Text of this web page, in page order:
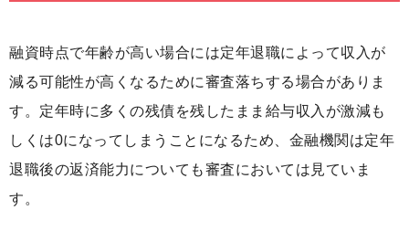
融資時点で年齢が高い場合には定年退職によって収入が
減る可能性が高くなるために審査落ちする場合がありま
す。定年時に多くの残債を残したまま給与収入が激減も
しくは0になってしまうことになるため、金融機関は定年
退職後の返済能力についても審査においては見ていま
す。